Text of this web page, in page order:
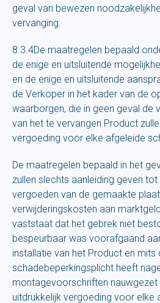
geval van bewezen
vervanging.
8.3.4De maatregelen bepaald
de enige en uitsluitende
en de enige en uitsluitende
de Verkoper in het kader van de
waarborgen, die in geen geval de
van het te vervangen Product
vergoeding voor elke afgeleide
De maatregelen bepaald in het
zullen slechts aanleiding geven
vergoeden van de gemaakte
verwijderingskosten aan
vaststaat dat het gebrek niet
bespeurbaar was voorafgaand
installatie van het Product en mits
schadebeperkingsplicht heeft
montagevoorschriften
uitdrukkelijk vergoeding voor